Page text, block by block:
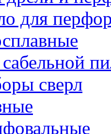
для
сверл